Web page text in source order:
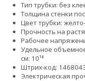
Тип трубки: без
Толщина стенки
Цвет трубки:
Прочность на
Рабочее
Удельное
см: 10¹⁴
Штрих-код:
Электрическая